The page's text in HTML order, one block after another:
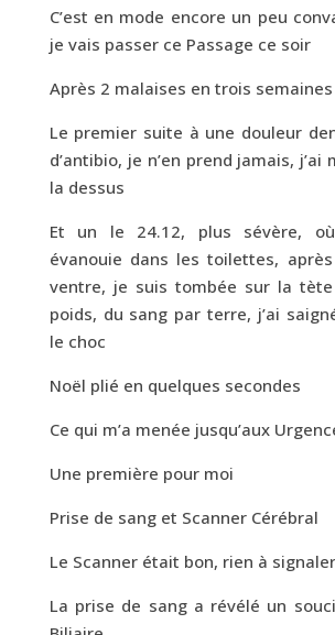
C’est en mode encore un peu
je vais passer ce Passage ce soir
Après 2 malaises en trois semaines
Le premier suite à une douleur
d’antibio, je n’en prend jamais, j’ai
la dessus
Et un le 24.12, plus sévère,
évanouie dans les toilettes,
ventre, je suis tombée sur la
poids, du sang par terre, j’ai
le choc
Noël plié en quelques secondes
Ce qui m’a menée jusqu’aux
Une première pour moi
Prise de sang et Scanner Cérébral
Le Scanner était bon, rien à signaler
La prise de sang a révélé un